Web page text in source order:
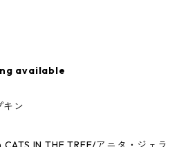
available
キン